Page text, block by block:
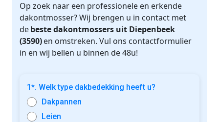
Op zoek naar een professionele en erkende
dakontmosser? Wij brengen u in contact met
debeste dakontmossers uit Diepenbeek
(3590)en omstreken. Vul ons contactformulier
in en wij bellen u binnen de 48u!
1*. Welk type dakbedekking heeft u?
Dakpannen
Leien